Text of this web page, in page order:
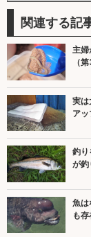
関連する記
主
（
実
アッ
釣
が釣
魚
も存